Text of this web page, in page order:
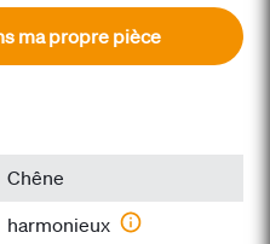
ma propre pièce
Chêne
harmonieux